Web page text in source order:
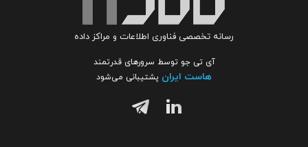
رسانه تخصصی فناوری اطلاعات و مراکز داده
آی تی جو توسط سرورهای قدرتمند
هاست ایران پشتیبانی می‌شود